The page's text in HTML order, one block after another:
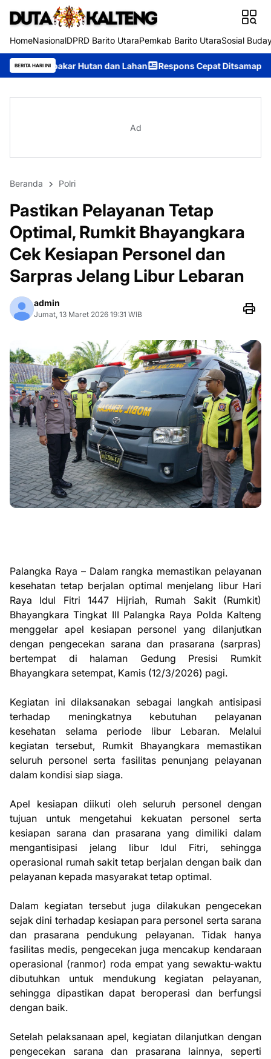
HomeNasionalDPRD Barito UtaraPemkab Barito UtaraSosial
BERITA HARI INI
dan Lahan Respons Cepat Ditsamapta Polda Kalteng
Ad
Beranda Polri
Pastikan Pelayanan Tetap
Optimal, Rumkit Bhayangkara
Cek Kesiapan Personel dan
Sarpras Jelang Libur Lebaran
admin
Jumat, 13 Maret 2026 19:31 WIB
Palangka Raya – Dalam rangka memastikan pelayanan
kesehatan tetap berjalan optimal menjelang libur Hari
Raya Idul Fitri 1447 Hijriah, Rumah Sakit (Rumkit)
Bhayangkara Tingkat III Palangka Raya Polda Kalteng
menggelar apel kesiapan personel yang dilanjutkan
dengan pengecekan sarana dan prasarana (sarpras)
bertempat di halaman Gedung Presisi Rumkit
Bhayangkara setempat, Kamis (12/3/2026) pagi.
Kegiatan ini dilaksanakan sebagai langkah antisipasi
terhadap meningkatnya kebutuhan pelayanan
kesehatan selama periode libur Lebaran. Melalui
kegiatan tersebut, Rumkit Bhayangkara memastikan
seluruh personel serta fasilitas penunjang pelayanan
dalam kondisi siap siaga.
Apel kesiapan diikuti oleh seluruh personel dengan
tujuan untuk mengetahui kekuatan personel serta
kesiapan sarana dan prasarana yang dimiliki dalam
mengantisipasi jelang libur Idul Fitri, sehingga
operasional rumah sakit tetap berjalan dengan baik dan
pelayanan kepada masyarakat tetap optimal.
Dalam kegiatan tersebut juga dilakukan pengecekan
sejak dini terhadap kesiapan para personel serta sarana
dan prasarana pendukung pelayanan. Tidak hanya
fasilitas medis, pengecekan juga mencakup kendaraan
operasional (ranmor) roda empat yang sewaktu-waktu
dibutuhkan untuk mendukung kegiatan pelayanan,
sehingga dipastikan dapat beroperasi dan berfungsi
dengan baik.
Setelah pelaksanaan apel, kegiatan dilanjutkan dengan
pengecekan sarana dan prasarana lainnya, seperti